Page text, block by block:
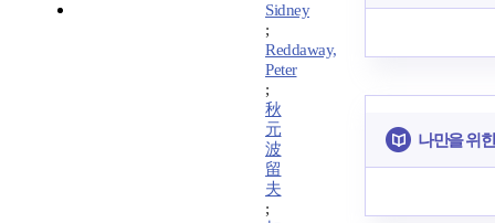
Sidney
;
Reddaway,
Peter
;
秋
元
波
留
夫
;
나만을 위